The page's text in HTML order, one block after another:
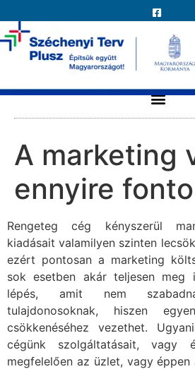
A marketing
ennyire
Rengeteg cég kényszerül
kiadásait valamilyen szinten
ezért pontosan a marketing
sok esetben akár teljesen meg
lépés, amit nem
tulajdonosoknak, hiszen
csökkenéséhez vezethet.
cégünk szolgáltatásait, vagy
megfelelően az üzlet, vagy éppen